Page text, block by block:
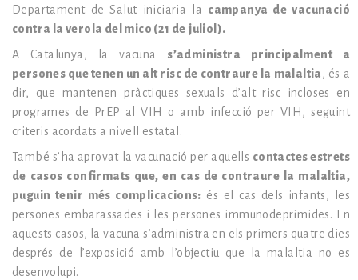
Departament de Salut iniciaria la campanya de vacunació
contra la verola del mico (21 de juliol).
A Catalunya, la vacuna s’administra principalment a
persones que tenen un alt risc de contraure la malaltia , és a
dir, que mantenen pràctiques sexuals d’alt risc incloses en
programes de PrEP al VIH o amb infecció per VIH, seguint
criteris acordats a nivell estatal.
També s’ha aprovat la vacunació per aquells contactes estrets
de casos confirmats que, en cas de contraure la malaltia,
puguin tenir més complicacions: és el cas dels infants, les
persones embarassades i les persones immunodeprimides. En
aquests casos, la vacuna s’administra en els primers quatre dies
després de l’exposició amb l’objectiu que la malaltia no es
desenvolupi.